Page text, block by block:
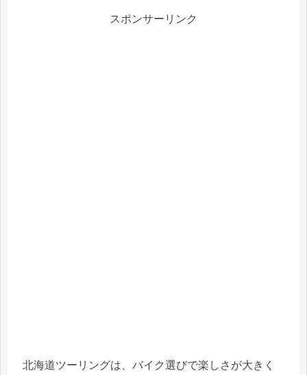
スポンサーリンク
北海道ツーリングは、バイク選びで楽しさが大きく